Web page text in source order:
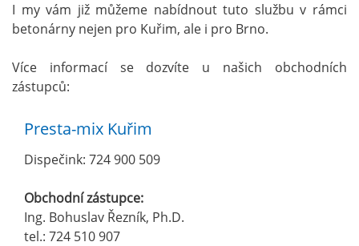
I my vám již můžeme nabídnout tuto službu v rámci
betonárny nejen pro Kuřim, ale i pro Brno.
Více informací se dozvíte u našich obchodních
zástupců:
Presta-mix Kuřim
Dispečink: 724 900 509
Obchodní zástupce:
Ing. Bohuslav Řezník, Ph.D.
tel.: 724 510 907